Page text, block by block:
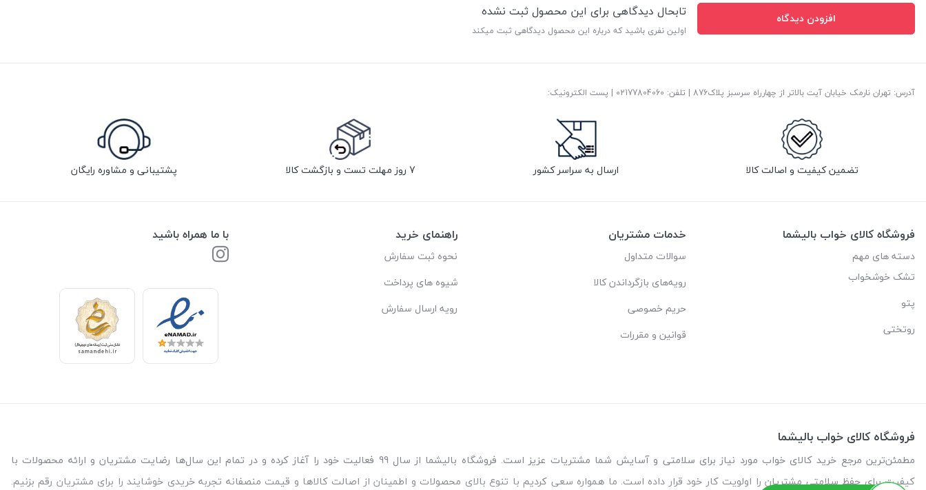
افزودن دیدگاه تابحال دیدگاهی برای این محصول ثبت نشده
اولین نفری باشید که درباره این محصول دیدگاهی ثبت میکند
آدرس: تهران نارمک خیابان آیت بالاتر از چهارراه سرسبز پلاک876 | تلفن: ‎02177804060 | پست الکترونیک:
تضمین کیفیت و اصالت کالا ارسال به سراسر کشور 7 روز مهلت تست و بازگشت کالا پشتیبانی و مشاوره رایگان
فروشگاه کالای خواب بالیشما
دسته های مهم
تشک خوشخواب
پتو
روتختی
خدمات مشتریان
سوالات متداول
رویه‌های بازگرداندن کالا
حریم خصوصی
قوانین و مقررات
راهنمای خرید
نحوه ثبت سفارش
شیوه های پرداخت
رویه ارسال سفارش
با ما همراه باشید
فروشگاه کالای خواب بالیشما
مطمئن‌ترین مرجع خرید کالای خواب مورد نیاز برای سلامتی و آسایش شما مشتریات عزیز است. فروشگاه بالیشما از سال 99 فعالیت خود را آغاز کرده و در تمام این سال‌ها رضایت مشتریان و ارائه محصولات با
کیفیت برای حفظ سلامتی مشتریان را اولویت کار خود قرار داده است. ما همواره سعی کردیم با تنوع بالای محصولات و اطمینان از اصالت کالاها و قیمت منصفانه تجربه خریدی خوشایند را برای مشتریان رقم بزنیم.